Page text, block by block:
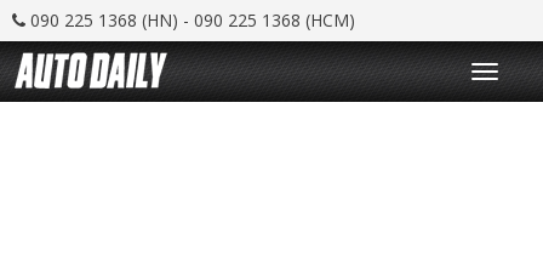
090 225 1368 (HN) - 090 225 1368 (HCM)
T
o
g